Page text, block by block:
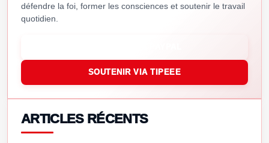
défendre la foi, former les consciences et soutenir le travail
quotidien.
SOUTENIR VIA TIPEEE
ARTICLES RÉCENTS